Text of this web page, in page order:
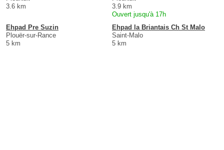
3.6 km
3.9 km
Ouvert jusqu'à 17h
Ehpad Pre Suzin
Plouër-sur-Rance
5 km
Ehpad la Briantais Ch St Malo
Saint-Malo
5 km